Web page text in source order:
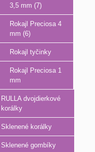
3,5 mm (7)
Rokajl Preciosa 4
mm (6)
Rokajl tyčinky
Rokajl Preciosa 1
mm
RULLA dvojdierkové
korálky
Sklenené korálky
Sklenené gombíky